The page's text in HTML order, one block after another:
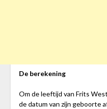
De berekening
Om de leeftijd van Frits
de datum van zijn geboorte